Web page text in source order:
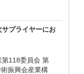
プライヤーにお
第118委員会 第
振興会産業構